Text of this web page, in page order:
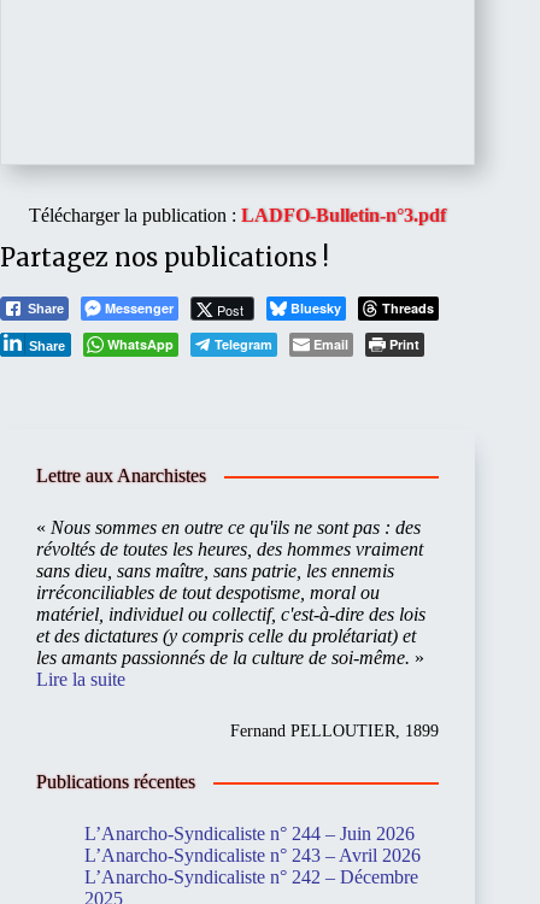
Télécharger la publication :LADFO-Bulletin-n°3.pdf
Partagez nos publications !
Share Messenger Post Bluesky Threads
Share WhatsApp Telegram Email Print
Lettre aux Anarchistes
« Nous sommes en outre ce qu'ils ne sont pas : des
révoltés de toutes les heures, des hommes vraiment
sans dieu, sans maître, sans patrie, les ennemis
irréconciliables de tout despotisme, moral ou
matériel, individuel ou collectif, c'est-à-dire des lois
et des dictatures (y compris celle du prolétariat) et
les amants passionnés de la culture de soi-même. »
Lire la suite
Fernand PELLOUTIER, 1899
Publications récentes
L’Anarcho-Syndicaliste n° 244 – Juin 2026
L’Anarcho-Syndicaliste n° 243 – Avril 2026
L’Anarcho-Syndicaliste n° 242 – Décembre
2025